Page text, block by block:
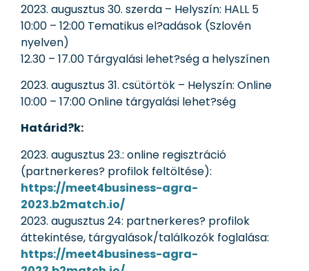
2023. augusztus 30. szerda – Helyszín: HALL 5
10:00 – 12:00 Tematikus el?adások (Szlovén
nyelven)
12.30 – 17.00 Tárgyalási lehet?ség a helyszínen
2023. augusztus 31. csütörtök – Helyszín: Online
10:00 – 17:00 Online tárgyalási lehet?ség
Határid?k:
2023. augusztus 23.: online regisztráció
(partnerkeres? profilok feltöltése):
https://meet4business-agra-
2023.b2match.io/
2023. augusztus 24: partnerkeres? profilok
áttekintése, tárgyalások/találkozók foglalása:
https://meet4business-agra-